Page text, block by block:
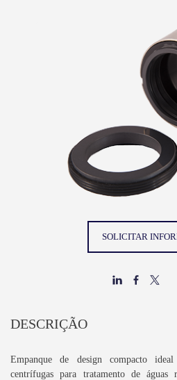
SOLICITAR
DESCRIÇÃO
Empanque de design compacto
centrífugas para tratamento de águas